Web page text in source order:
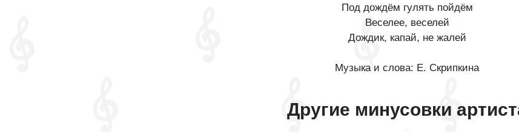
Под дождём гулять пойдём
Веселее, веселей
Дождик, капай, не жалей
Музыка и слова: Е. Скрипкина​
Другие минусовки